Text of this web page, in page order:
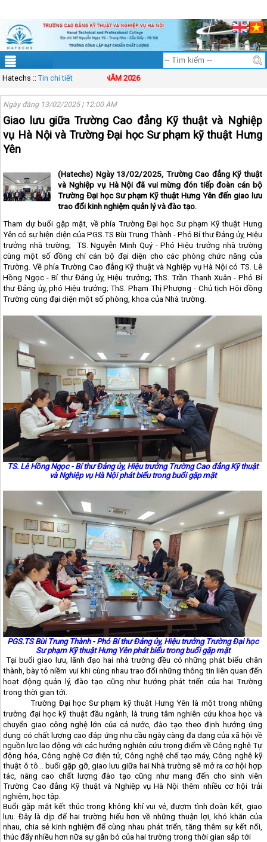
Hatechs ::Tin chi tiết
THÔNG BÁO TUYỂN SINH NĂM 2026
Ngày đăng 13/02/2025 | 12:00 AM
Giao lưu giữa Trường Cao đẳng Kỹ thuật và Nghiệp
vụ Hà Nội và Trường Đại học Sư phạm kỹ thuật Hưng
Yên
(Hatechs) Ngày 13/02/2025, Trường Cao đẳng Kỹ thuật
và Nghiệp vụ Hà Nội đã vui mừng đón tiếp đoàn cán bộ
Trường Đại học Sư phạm Kỹ thuật Hưng Yên đến giao lưu
trao đổi kinh nghiệm quản lý và đào tạo.
Tham dự buổi gặp mặt, về phía Trường Đại học Sư phạm Kỹ thuật Hưng
Yên có sự hiện diện của PGS.TS Bùi Trung Thành - Phó Bí thư Đảng ủy, Hiệu
trưởng nhà trường;
TS. Nguyễn Minh Quý - Phó Hiệu trưởng nhà trường
cùng một số đồng chí cán bộ đại diện cho các phòng chức năng của
Trường. Về phía Trường Cao đẳng Kỹ thuật và Nghiệp vụ Hà Nội có TS. Lê
Hồng Ngọc - Bí thư Đảng ủy, Hiệu trưởng; ThS. Trần Thanh Xuân - Phó Bí
thư Đảng ủy, phó Hiệu trưởng; ThS. Phạm Thị Phượng - Chủ tịch Hội đồng
Trường cùng đại diện một số phòng, khoa của Nhà trường.
TS. Lê Hồng Ngọc - Bí thư Đảng ủy, Hiệu trưởng Trường Cao đẳng Kỹ thuật
và Nghiệp vụ Hà Nội phát biểu trong buổi gặp mặt
PGS.TS Bùi Trung Thành - Phó Bí thư Đảng ủy, Hiệu trưởng Trường Đại học
Sư phạm Kỹ thuật Hưng Yên phát biểu trong buổi gặp mặt
Tại buổi giao lưu, lãnh đạo hai nhà trường đều có những phát biểu chân
thành, bày tỏ niềm vui khi cùng nhau trao đổi những thông tin liên quan đến
hoạt động quản lý, đào tạo cũng như hướng phát triển của hai Trường
trong thời gian tới.
Trường Đại học Sư phạm kỹ thuật Hưng Yên là một trong những
trường đại học kỹ thuật đầu ngành, là trung tâm nghiên cứu khoa học và
chuyển giao công nghệ lớn của cả nước,đào tạo theo định hướng ứng
dụng có chất lượng cao đáp ứng nhu cầu ngày càng đa dạng của xã hội về
nguồn lực lao động với các hướng nghiên cứu trọng điểm về Công nghệ Tự
động hóa, Công nghệ Cơ điện tử, Công nghệ chế tạo máy, Công nghệ kỹ
thuật ô tô... buổi gặp gỡ, giao lưu giữa hai Nhà trường sẽ mở ra cơ hội hợp
tác, nâng cao chất lượng đào tạo cũng như mang đến cho sinh viên
Trường Cao đẳng Kỹ thuật và Nghiệp vụ Hà Nội thêm nhiều cơ hội trải
nghiệm, học tập.
Buổi gặp mặt kết thúc trong không khí vui vẻ, đượm tình đoàn kết, giao
lưu.Đây là dịp để hai trường hiểu hơn về những thuận lợi, khó khăn của
nhau, chia sẻ kinh nghiệm để cùng nhau phát triển, tăng thêm sự kết nối,
thúc đẩy nhiều hơn nữa sự gắn bó của hai trường trong thời gian sắp tới